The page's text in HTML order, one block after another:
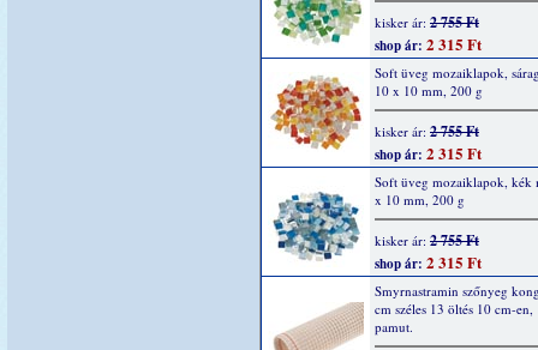
kisker ár: 2 755 Ft
shop ár: 2 315 Ft
Soft üveg mozaiklapok,
10 x 10 mm, 200 g
kisker ár: 2 755 Ft
shop ár: 2 315 Ft
Soft üveg mozaiklapok, kék
x 10 mm, 200 g
kisker ár: 2 755 Ft
shop ár: 2 315 Ft
Smyrnastramin szőnyeg
cm széles 13 öltés 10 cm-en,
pamut.